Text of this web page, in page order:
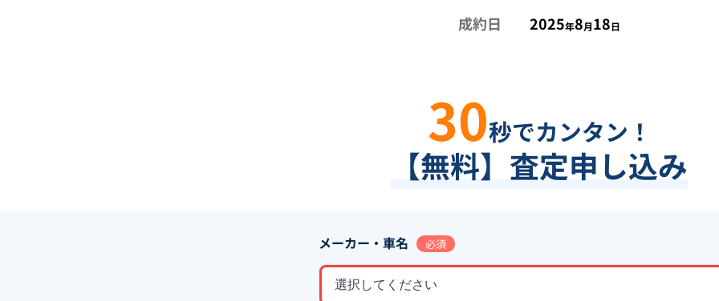
成約日 2025年8月18日
30秒でカンタン！
【無料】査定申し込み
メーカー・車名 必須
選択してください